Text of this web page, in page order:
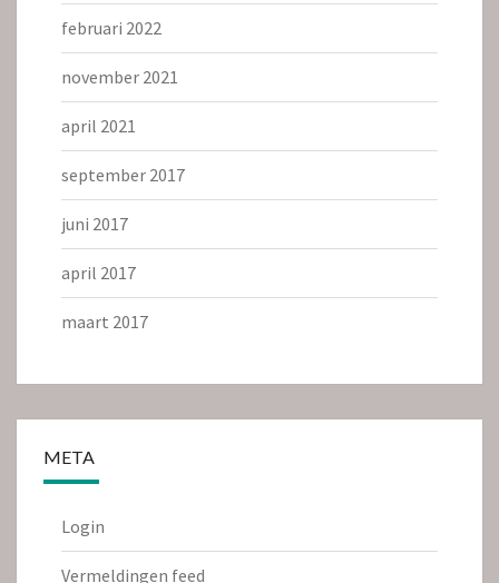
februari 2022
november 2021
april 2021
september 2017
juni 2017
april 2017
maart 2017
META
Login
Vermeldingen feed